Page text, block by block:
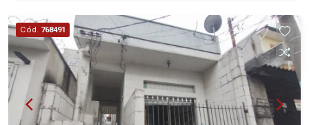
Agende sua visita e confirme!
Cód. 768491